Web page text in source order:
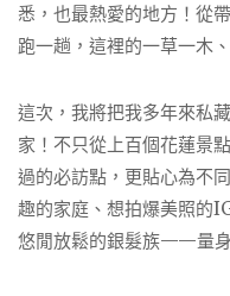
悉，也最熱愛的地方！從
跑一趟，這裡的一草一木
這次，我將把我多年來私
家！不只從上百個花蓮景
過的必訪點，更貼心為不
趣的家庭、想拍爆美照的
悠閒放鬆的銀髮族——量身